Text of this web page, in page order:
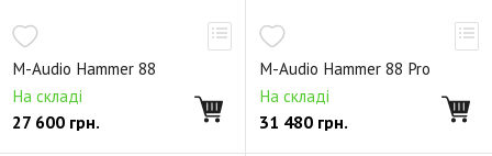
M-Audio Hammer 88
На складі
27 600 грн.
M-Audio Hammer 88 Pro
На складі
31 480 грн.